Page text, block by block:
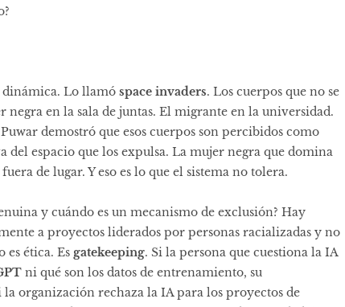
dinámica. Lo llamó space invaders. Los cuerpos que no se
negra en la sala de juntas. El migrante en la universidad.
demostró que esos cuerpos son percibidos como
del espacio que los expulsa. La mujer negra que domina
de lugar. Y eso es lo que el sistema no tolera.
y cuándo es un mecanismo de exclusión? Hay
a proyectos liderados por personas racializadas y no
es ética. Es gatekeeping. Si la persona que cuestiona la IA
ni qué son los datos de entrenamiento, su
organización rechaza la IA para los proyectos de